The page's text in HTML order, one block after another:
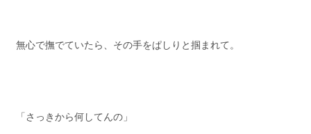
無心で撫でていたら、その手をぱしりと掴まれて。
「さっきから何してんの」